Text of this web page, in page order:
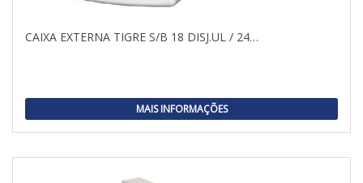
CAIXA EXTERNA TIGRE S/B 18 DISJ.UL / 24…
MAIS INFORMAÇÕES